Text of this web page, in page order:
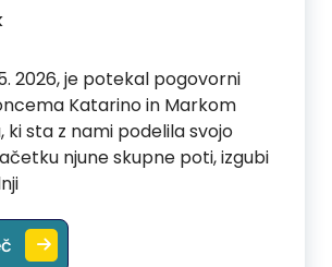
2026, je potekal pogovorni
Katarino in Markom
ki sta z nami podelila svojo
njune skupne poti, izgubi
Pogovorni večer z zakoncema